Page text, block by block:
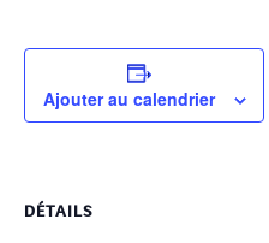
Ajouter au calendrier
DÉTAILS